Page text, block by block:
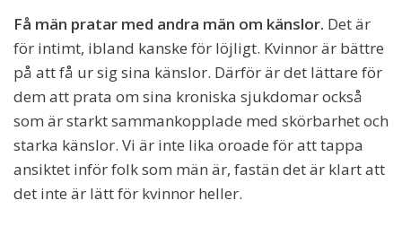
Få män pratar med andra män om känslor. Det är
för intimt, ibland kanske för löjligt. Kvinnor är bättre
på att få ur sig sina känslor. Därför är det lättare för
dem att prata om sina kroniska sjukdomar också
som är starkt sammankopplade med skörbarhet och
starka känslor. Vi är inte lika oroade för att tappa
ansiktet inför folk som män är, fastän det är klart att
det inte är lätt för kvinnor heller.